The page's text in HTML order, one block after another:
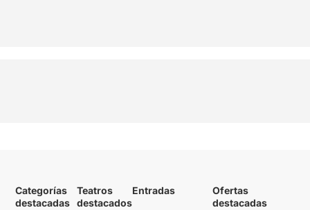
Categorías
destacadas
Teatros
destacados
Entradas
Ofertas
destacadas